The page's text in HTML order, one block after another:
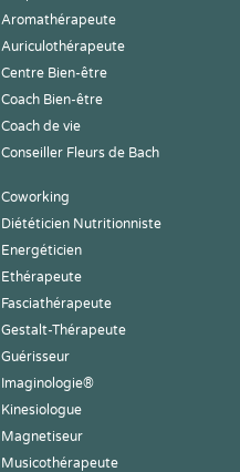
Aromathérapeute
Auriculothérapeute
Centre Bien-être
Coach Bien-être
Coach de vie
Conseiller Fleurs de Bach
Coworking
Diététicien Nutritionniste
Energéticien
Ethérapeute
Fasciathérapeute
Gestalt-Thérapeute
Guérisseur
Imaginologie®
Kinesiologue
Magnetiseur
Musicothérapeute